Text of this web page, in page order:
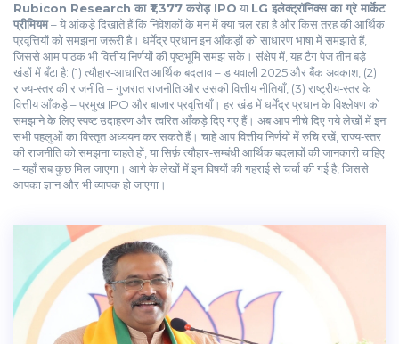
Rubicon Research का ₹1,377 करोड़ IPO या LG इलेक्ट्रॉनिक्स का ग्रे मार्केट
प्रीमियम– ये आंकड़े दिखाते हैं कि निवेशकों के मन में क्या चल रहा है और किस तरह की आर्थिक
प्रवृत्तियों को समझना जरूरी है। धर्मेंद्र प्रधान इन आँकड़ों को साधारण भाषा में समझाते हैं,
जिससे आम पाठक भी वित्तीय निर्णयों की पृष्ठभूमि समझ सके। संक्षेप में, यह टैग पेज तीन बड़े
खंडों में बँटा है: (1) त्यौहार‑आधारित आर्थिक बदलाव – डायवाली 2025 और बैंक अवकाश, (2)
राज्य‑स्तर की राजनीति – गुजरात राजनीति और उसकी वित्तीय नीतियाँ, (3) राष्ट्रीय‑स्तर के
वित्तीय आँकड़े – प्रमुख IPO और बाजार प्रवृत्तियाँ। हर खंड में धर्मेंद्र प्रधान के विश्लेषण को
समझाने के लिए स्पष्ट उदाहरण और त्वरित आँकड़े दिए गए हैं। अब आप नीचे दिए गये लेखों में इन
सभी पहलुओं का विस्तृत अध्ययन कर सकते हैं। चाहे आप वित्तीय निर्णयों में रुचि रखें, राज्य‑स्तर
की राजनीति को समझना चाहते हों, या सिर्फ़ त्यौहार‑सम्बंधी आर्थिक बदलावों की जानकारी चाहिए
– यहाँ सब कुछ मिल जाएगा। आगे के लेखों में इन विषयों की गहराई से चर्चा की गई है, जिससे
आपका ज्ञान और भी व्यापक हो जाएगा।